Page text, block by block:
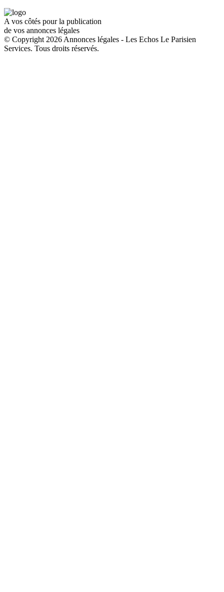
A vos côtés pour la publication
de vos annonces légales
© Copyright 2026 Annonces légales - Les Echos Le Parisien
Services. Tous droits réservés.